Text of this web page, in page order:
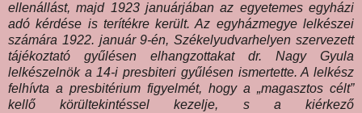
ellenállást, majd 1923 januárjában az egyetemes egyházi
adó kérdése is terítékre került. Az egyházmegye lelkészei
számára 1922. január 9-én, Székelyudvarhelyen szervezett
tájékoztató gyűlésen elhangzottakat dr. Nagy Gyula
lelkészelnök a 14-i presbiteri gyűlésen ismertette. A lelkész
felhívta a presbitérium figyelmét, hogy a „magasztos célt”
kellő körültekintéssel kezelje, s a kiérkező